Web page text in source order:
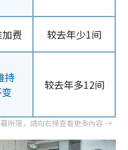
费 较去年少1间
持
较去年多12间